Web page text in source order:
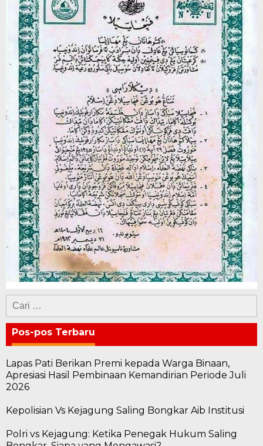
Cari
untuk:
Pos-pos Terbaru
Lapas Pati Berikan Premi kepada Warga Binaan,
Apresiasi Hasil Pembinaan Kemandirian Periode Juli
2026
Kepolisian Vs Kejagung Saling Bongkar Aib Institusi
Polri vs Kejagung: Ketika Penegak Hukum Saling